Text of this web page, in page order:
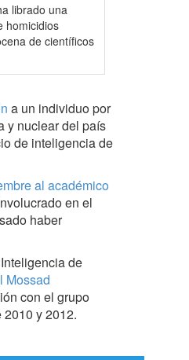
librado una
homicidios
de científicos
a un individuo por
y nuclear del país
de inteligencia de
al académico
en el
haber
de
Mossad
con el grupo
y 2012.